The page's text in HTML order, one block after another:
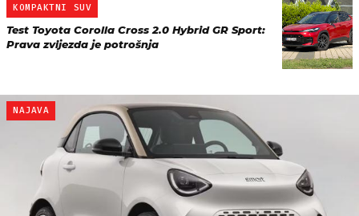
KOMPAKTNI SUV
Test Toyota Corolla Cross 2.0 Hybrid GR Sport:
Prava zvijezda je potrošnja
NAJAVA